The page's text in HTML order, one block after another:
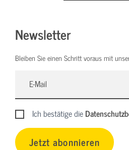
Newsletter
Bleiben Sie einen Schritt voraus mit
Ich bestätige die
Jetzt abonnieren